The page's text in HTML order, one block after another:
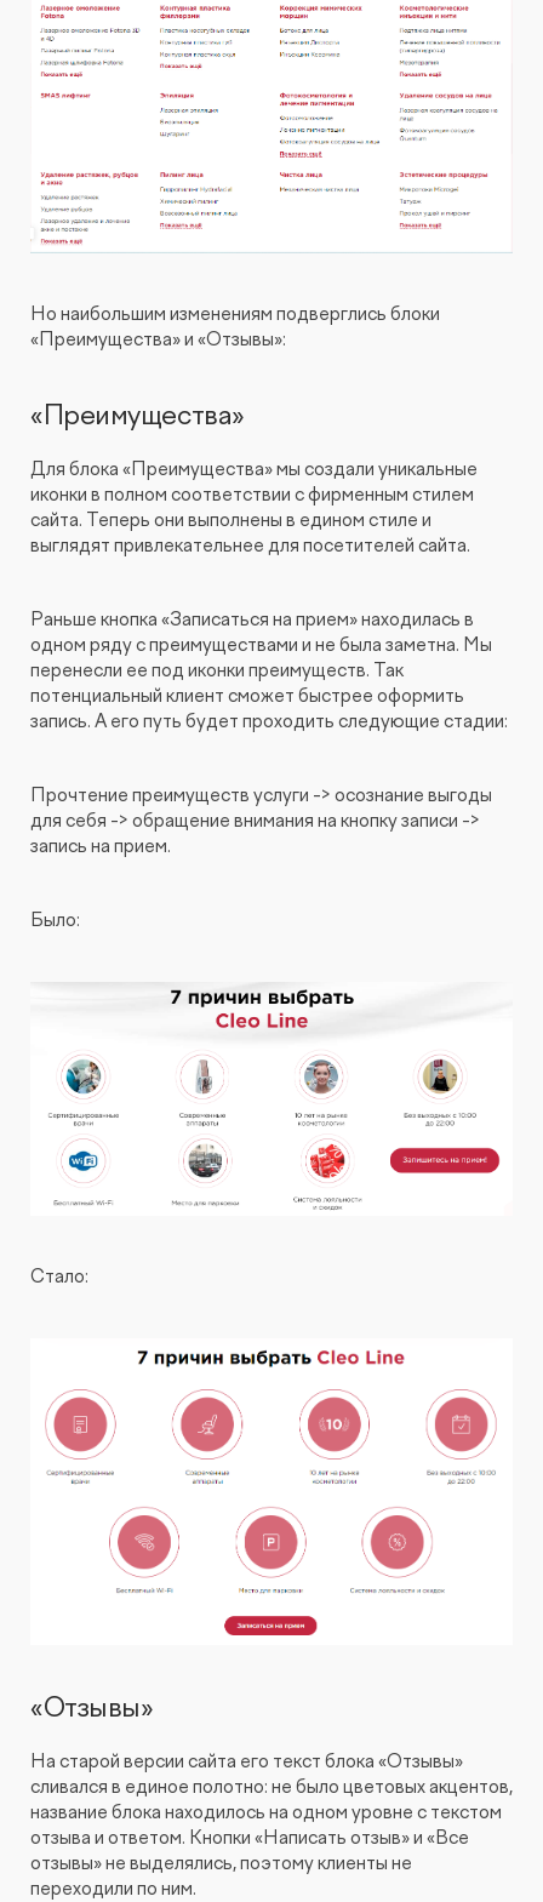
Но наибольшим изменениям подверглись блоки
«Преимущества» и «Отзывы»:
«Преимущества»
Для блока «Преимущества» мы создали уникальные
иконки в полном соответствии с фирменным стилем
сайта. Теперь они выполнены в едином стиле и
выглядят привлекательнее для посетителей сайта.
Раньше кнопка «Записаться на прием» находилась в
одном ряду с преимуществами и не была заметна. Мы
перенесли ее под иконки преимуществ. Так
потенциальный клиент сможет быстрее оформить
запись. А его путь будет проходить следующие стадии:
Прочтение преимуществ услуги -> осознание выгоды
для себя -> обращение внимания на кнопку записи ->
запись на прием.
Было:
Стало:
«Отзывы»
На старой версии сайта его текст блока «Отзывы»
сливался в единое полотно: не было цветовых акцентов,
название блока находилось на одном уровне с текстом
отзыва и ответом. Кнопки «Написать отзыв» и «Все
отзывы» не выделялись, поэтому клиенты не
переходили по ним.